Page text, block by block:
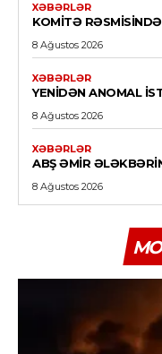
XƏBƏRLƏR
KOMITƏ
8 Ağustos 2026
XƏBƏRLƏR
YENIDƏN ANOMAL
8 Ağustos 2026
XƏBƏRLƏR
ABŞ ƏMIR
8 Ağustos 2026